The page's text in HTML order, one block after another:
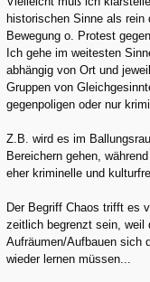
historischen Sinne als
Bewegung o. Protest
Ich gehe im weitesten
abhängig von Ort und
Gruppen von
gegenpoligen oder nur
Z.B. wird es im
Bereichern gehen,
eher kriminelle und
Der Begriff Chaos trifft es
zeitlich begrenzt sein, weil
Aufräumen/Aufbauen sich
wieder lernen müssen...